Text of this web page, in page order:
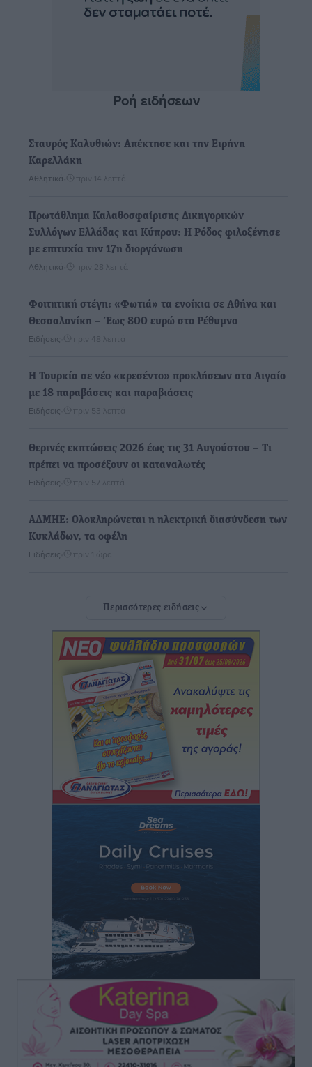
Ροή ειδήσεων
Σταυρός Καλυθιών: Απέκτησε και την Ειρήνη
Καρελλάκη
Αθλητικά πριν 14 λεπτά
Πρωτάθλημα Καλαθοσφαίρισης Δικηγορικών
Συλλόγων Ελλάδας και Κύπρου: Η Ρόδος φιλοξένησε
με επιτυχία την 17η διοργάνωση
Αθλητικά πριν 28 λεπτά
Φοιτητική στέγη: «Φωτιά» τα ενοίκια σε Αθήνα και
Θεσσαλονίκη – Έως 800 ευρώ στο Ρέθυμνο
Ειδήσεις πριν 48 λεπτά
Η Τουρκία σε νέο «κρεσέντο» προκλήσεων στο Αιγαίο
με 18 παραβάσεις και παραβιάσεις
Ειδήσεις πριν 53 λεπτά
Θερινές εκπτώσεις 2026 έως τις 31 Αυγούστου – Τι
πρέπει να προσέξουν οι καταναλωτές
Ειδήσεις πριν 57 λεπτά
ΑΔΜΗΕ: Ολοκληρώνεται η ηλεκτρική διασύνδεση των
Κυκλάδων, τα οφέλη
Ειδήσεις πριν 1 ώρα
– Τι ισχύει για Έλληνες
Βούλγαροι τουρίστες: Λιγότερες διανυκτερεύσεις
στην Ελλάδα, αλλά 18% υψηλότερη δαπάνη ανά
διανυκτέρευση
πριν 1 ώρα
Βέλγοι τουρίστες: Στα 547,9 εκατ. ευρώ οι εισπράξεις
για την Ελλάδα
• πριν 1 ώρα
Οι κανόνες για τουριστική ανάπτυξη –
πριν 1 ώρα
Η Τουρκία «γκριζάρει» ξανά το Αιγαίο και προκαλεί
Τουρισμό
Τοπικές Ειδήσεις• πριν 1 ώρα
Νέα εποχή για το Νοσοκομείο Ρόδου: Έργα υποδομής,
ακτινοθεραπευτικό κέντρο και νέα μέτρα για τη
στελέχωση
Τοπικές Ειδήσεις• πριν 2 ώρες
Περισσότερες ειδήσεις